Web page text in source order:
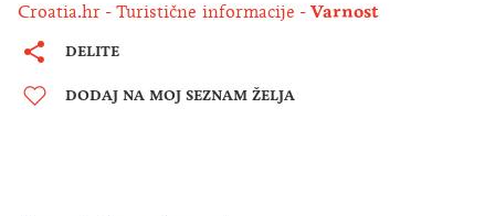
Croatia.hr Turistične informacije Varnost
DELITE
DODAJ NA MOJ SEZNAM ŽELJA